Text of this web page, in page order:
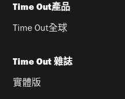
Time Out產品
Time Out全球
Time Out 雜誌
實體版